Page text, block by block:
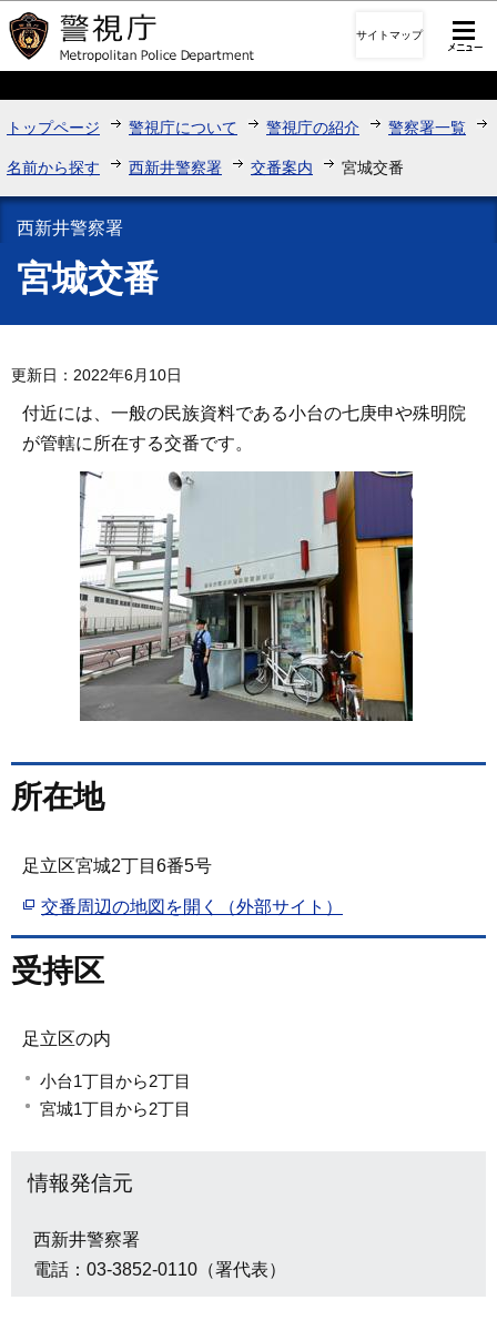
このページの本文へ移動
サイトマップ
トップページ 警視庁について 警視庁の紹介 警察署一覧
名前から探す 西新井警察署 交番案内 宮城交番
西新井警察署
宮城交番
更新日：2022年6月10日
付近には、一般の民族資料である小台の七庚申や殊明院
が管轄に所在する交番です。
所在地
足立区宮城2丁目6番5号
交番周辺の地図を開く（外部サイト）
受持区
足立区の内
小台1丁目から2丁目
宮城1丁目から2丁目
情報発信元
西新井警察署
電話：03-3852-0110（署代表）